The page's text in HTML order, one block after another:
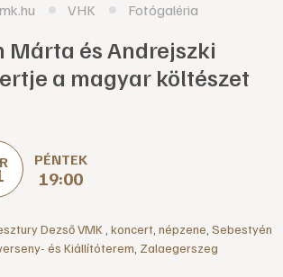
VHK Fotógaléria
Márta és Andrejszki
a magyar költészet
PÉNTEK
19:00
Dezső VMK koncert népzene Sebestyén
és Kiállítóterem Zalaegerszeg